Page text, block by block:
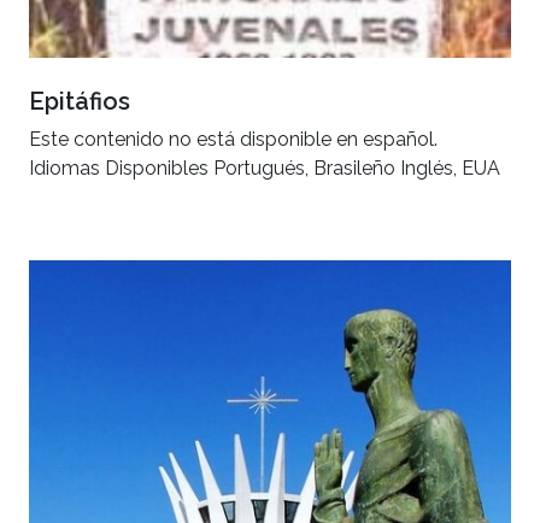
Epitáfios
Este contenido no está disponible en español.
Idiomas Disponibles Portugués, Brasileño Inglés, EUA